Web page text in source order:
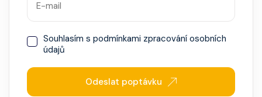
Souhlasím s podmínkami zpracování osobních
údajů
Odeslat poptávku